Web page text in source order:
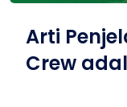
Arti
Crew